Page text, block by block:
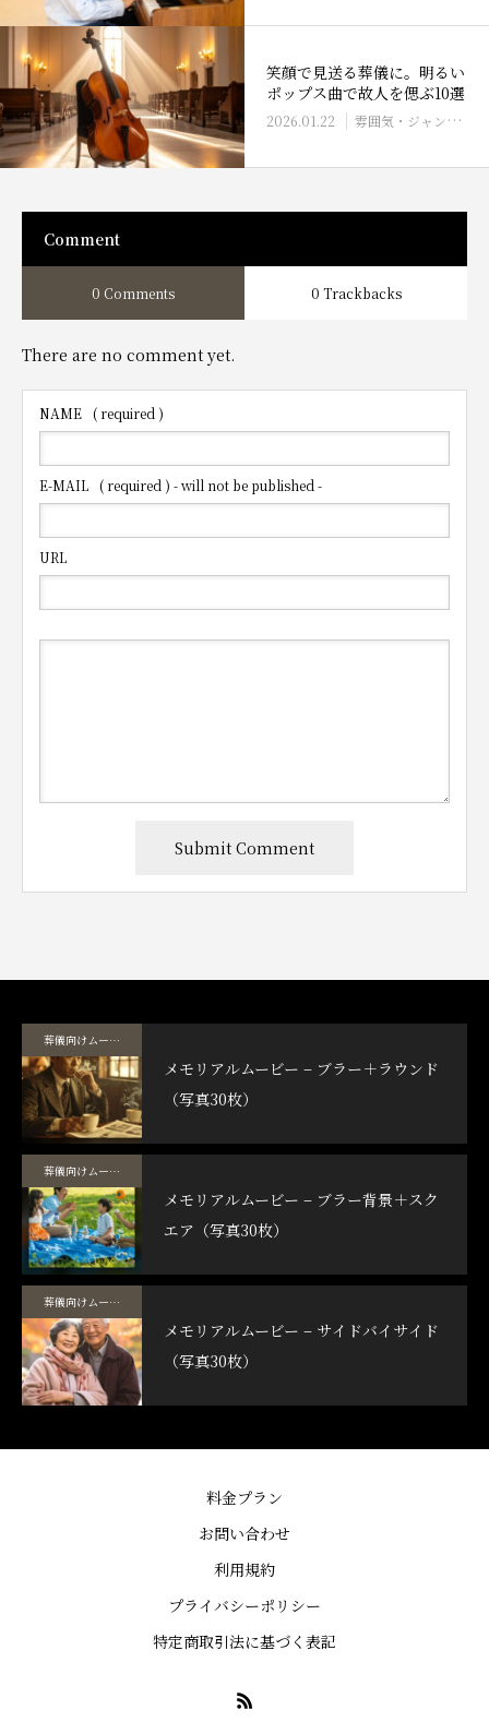
笑顔で見送る葬儀に。明るい
ポップス曲で故人を偲ぶ10選
2026.01.22 雰囲気・ジャンル別（洋楽・クラシック等）
Comment
0 Comments 0 Trackbacks
There are no comment yet.
NAME ( required )
E-MAIL ( required ) - will not be published -
URL
葬儀向けムービーテンプレート
メモリアルムービー – ブラー＋ラウンド
（写真30枚）
葬儀向けムービーテンプレート
メモリアルムービー – ブラー背景＋スク
エア（写真30枚）
葬儀向けムービーテンプレート
メモリアルムービー – サイドバイサイド
（写真30枚）
料金プラン
お問い合わせ
利用規約
プライバシーポリシー
特定商取引法に基づく表記